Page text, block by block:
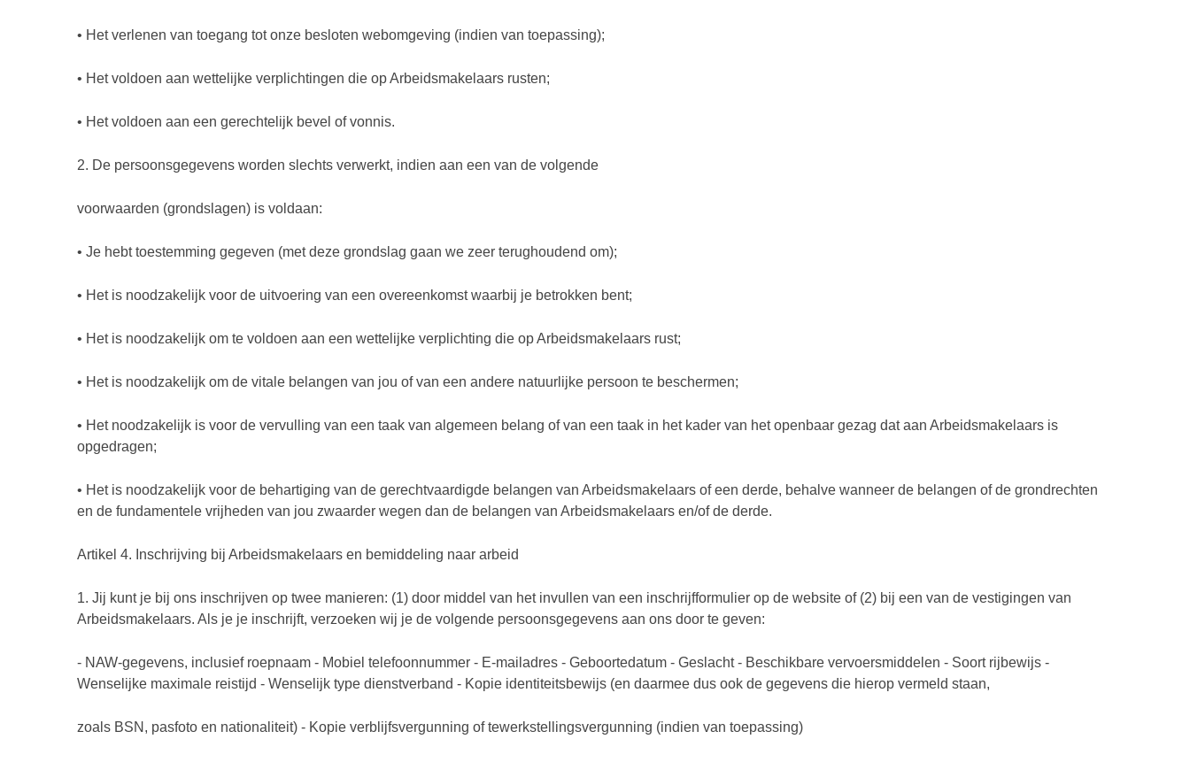
• Het verlenen van toegang tot onze besloten webomgeving (indien van toepassing);
• Het voldoen aan wettelijke verplichtingen die op Arbeidsmakelaars rusten;
• Het voldoen aan een gerechtelijk bevel of vonnis.
2. De persoonsgegevens worden slechts verwerkt, indien aan een van de volgende
voorwaarden (grondslagen) is voldaan:
• Je hebt toestemming gegeven (met deze grondslag gaan we zeer terughoudend om);
• Het is noodzakelijk voor de uitvoering van een overeenkomst waarbij je betrokken bent;
• Het is noodzakelijk om te voldoen aan een wettelijke verplichting die op Arbeidsmakelaars rust;
• Het is noodzakelijk om de vitale belangen van jou of van een andere natuurlijke persoon te beschermen;
• Het noodzakelijk is voor de vervulling van een taak van algemeen belang of van een taak in het kader van het openbaar gezag dat aan Arbeidsmakelaars is
opgedragen;
• Het is noodzakelijk voor de behartiging van de gerechtvaardigde belangen van Arbeidsmakelaars of een derde, behalve wanneer de belangen of de grondrechten
en de fundamentele vrijheden van jou zwaarder wegen dan de belangen van Arbeidsmakelaars en/of de derde.
Artikel 4. Inschrijving bij Arbeidsmakelaars en bemiddeling naar arbeid
1. Jij kunt je bij ons inschrijven op twee manieren: (1) door middel van het invullen van een inschrijfformulier op de website of (2) bij een van de vestigingen van
Arbeidsmakelaars. Als je je inschrijft, verzoeken wij je de volgende persoonsgegevens aan ons door te geven:
- NAW-gegevens, inclusief roepnaam - Mobiel telefoonnummer - E-mailadres - Geboortedatum - Geslacht - Beschikbare vervoersmiddelen - Soort rijbewijs -
Wenselijke maximale reistijd - Wenselijk type dienstverband - Kopie identiteitsbewijs (en daarmee dus ook de gegevens die hierop vermeld staan,
zoals BSN, pasfoto en nationaliteit) - Kopie verblijfsvergunning of tewerkstellingsvergunning (indien van toepassing)